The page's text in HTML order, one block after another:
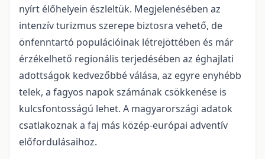
nyírt élőhelyein észleltük. Megjelenésében az
intenzív turizmus szerepe biztosra vehető, de
önfenntartó populációinak létrejöttében és már
érzé­kelhető regionális terjedésében az éghajlati
adottságok kedvezőbbé válása, az egyre enyhébb
telek, a fagyos napok számának csökkenése is
kulcsfontosságú lehet. A magyarországi adatok
csatlakoznak a faj más közép-európai adventív
előfordulásaihoz.